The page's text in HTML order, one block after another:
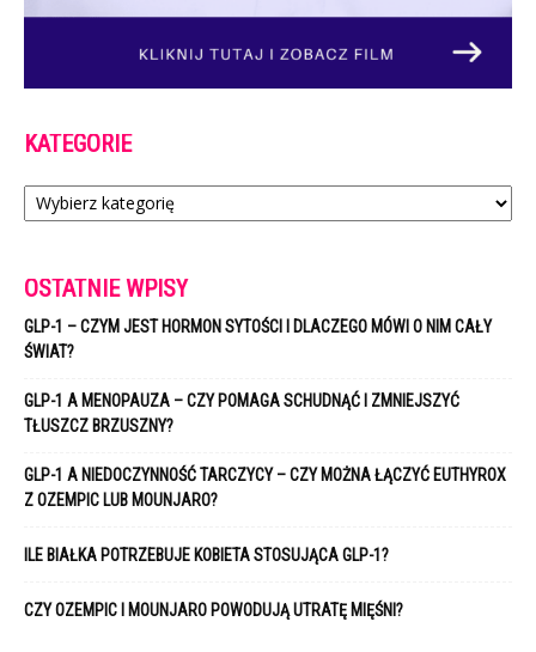
KATEGORIE
Kategorie
OSTATNIE WPISY
GLP-1 – CZYM JEST HORMON SYTOŚCI I DLACZEGO MÓWI O NIM CAŁY
ŚWIAT?
GLP-1 A MENOPAUZA – CZY POMAGA SCHUDNĄĆ I ZMNIEJSZYĆ
TŁUSZCZ BRZUSZNY?
GLP-1 A NIEDOCZYNNOŚĆ TARCZYCY – CZY MOŻNA ŁĄCZYĆ EUTHYROX
Z OZEMPIC LUB MOUNJARO?
ILE BIAŁKA POTRZEBUJE KOBIETA STOSUJĄCA GLP-1?
CZY OZEMPIC I MOUNJARO POWODUJĄ UTRATĘ MIĘŚNI?